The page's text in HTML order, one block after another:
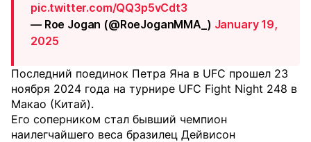
pic.twitter.com/QQ3p5vCdt3
— Roe Jogan (@RoeJoganMMA_) January 19,
2025
Последний поединок Петра Яна в UFC прошел 23
ноября 2024 года на турнире UFC Fight Night 248 в
Макао (Китай).
Его соперником стал бывший чемпион
наилегчайшего веса бразилец Дейвисон